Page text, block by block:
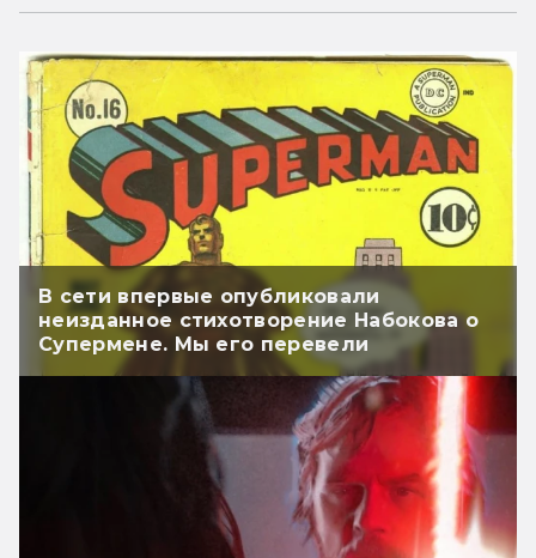
В сети впервые опубликовали
неизданное стихотворение Набокова о
Супермене. Мы его перевели